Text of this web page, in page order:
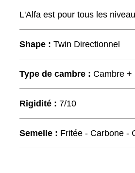
L'Alfa est pour tous les
Shape : Twin Directionnel
Type de cambre : Cambre +
Rigidité : 7/10
Semelle : Fritée - Carbone -